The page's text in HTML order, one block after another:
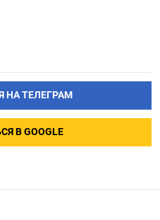
НА ТЕЛЕГРАМ
В GOOGLE